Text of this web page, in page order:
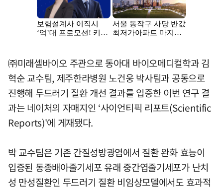
㈜미래셀바이오 주관으로 동아대 바이오메디컬학과 김
혁순 교수팀, 제주한라병원 노건웅 박사팀과 공동으로
진행해 두드러기 질환 개선 결과를 입증한 이번 연구 결
과는 네이처의 자매지인 ‘사이언티픽 리포트(Scientific
Reports)'에 게재됐다.
박 교수팀은 기존 간질성방광염에서 질환 완화 효능이
입증된 동종배아줄기세포 유래 중간엽줄기세포가 난치
성 만성질환인 두드러기 질환 비임상모델에서도 효과적